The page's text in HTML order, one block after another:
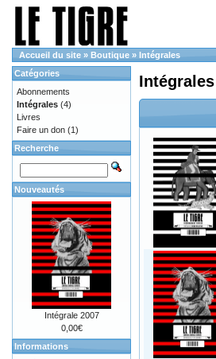
Accueil du site » Boutique » Intégrales
Intégrales
Catégories
Abonnements
Intégrales (4)
Livres
Faire un don (1)
Recherche
Nouveautés
Intégrale 2007
0,00€
Informations